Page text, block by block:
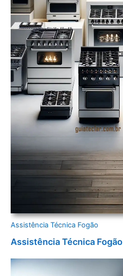
Assistência Técnica Fogão
Assistência Técnica Fogão